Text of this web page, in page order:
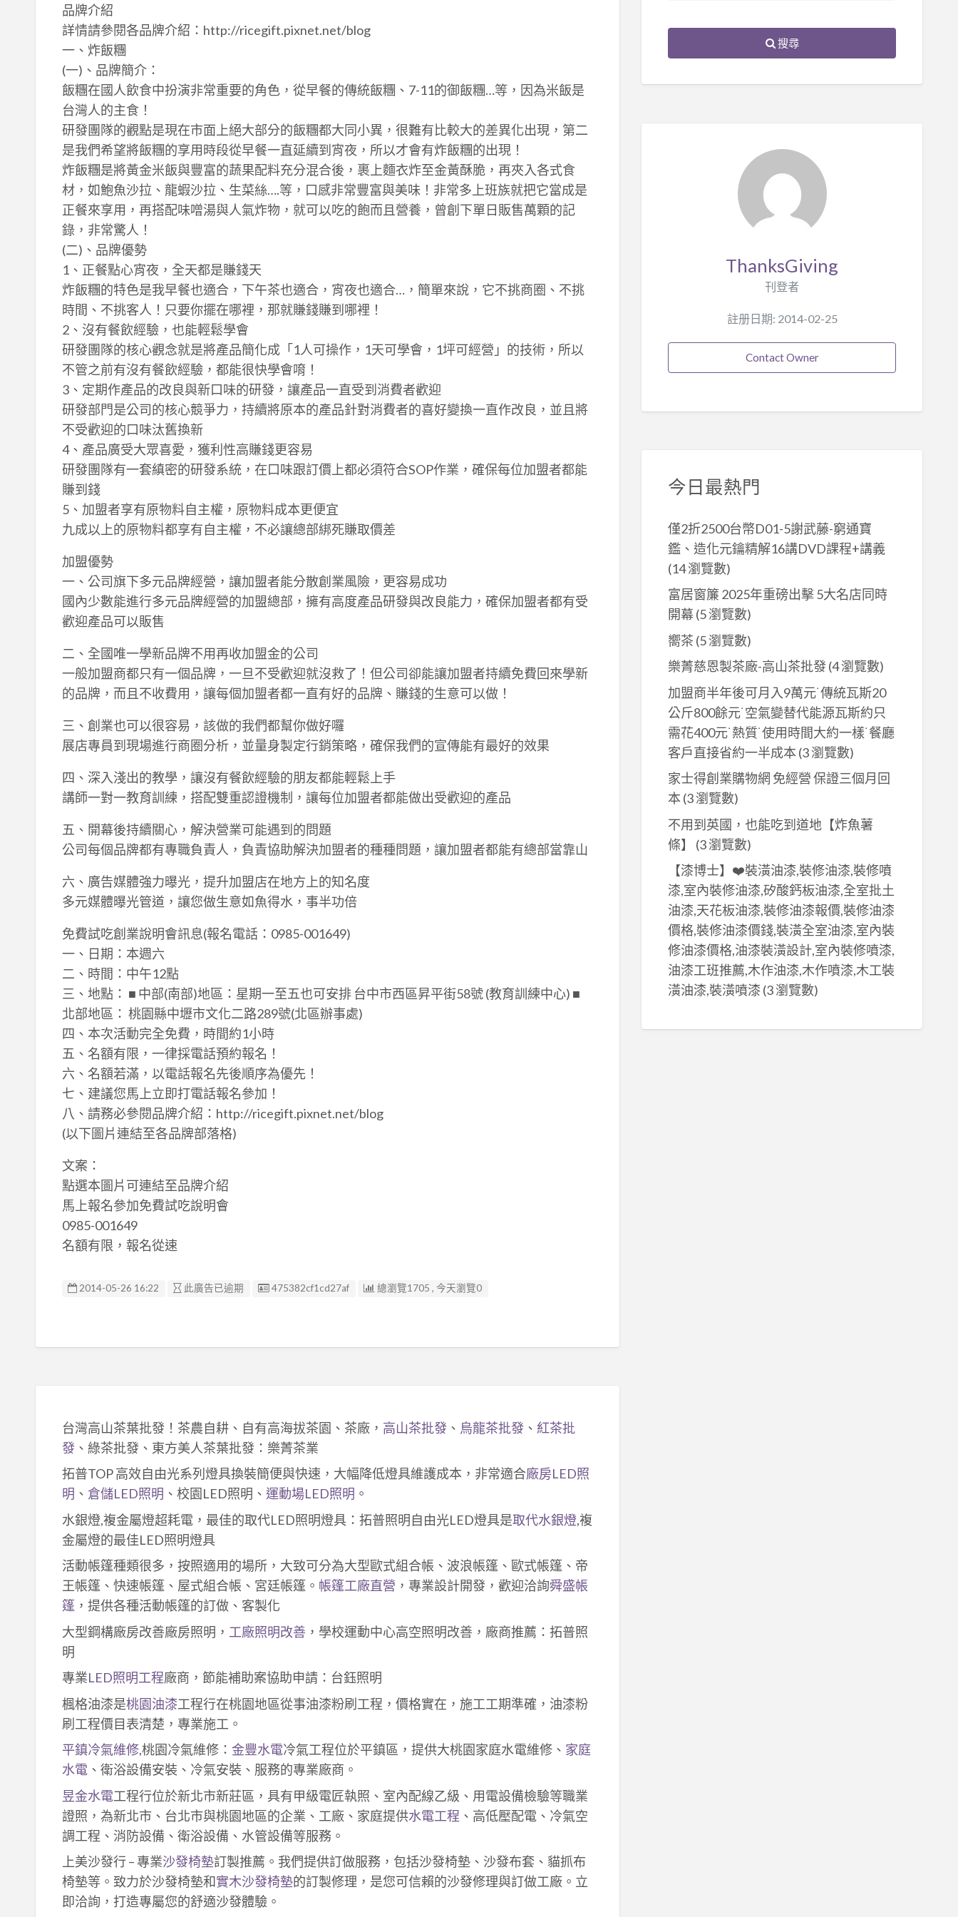
品牌介紹
詳情請參閱各品牌介紹：http://ricegift.pixnet.net/blog
一、炸飯糰
(一)、品牌簡介：
飯糰在國人飲食中扮演非常重要的角色，從早餐的傳統飯糰、7-11的御飯糰…等，因為米飯是
台灣人的主食！
研發團隊的觀點是現在市面上絕大部分的飯糰都大同小異，很難有比較大的差異化出現，第二
是我們希望將飯糰的享用時段從早餐一直延續到宵夜，所以才會有炸飯糰的出現！
炸飯糰是將黃金米飯與豐富的蔬果配料充分混合後，裹上麵衣炸至金黃酥脆，再夾入各式食
材，如鮑魚沙拉、龍蝦沙拉、生菜絲….等，口感非常豐富與美味！非常多上班族就把它當成是
正餐來享用，再搭配味噌湯與人氣炸物，就可以吃的飽而且營養，曾創下單日販售萬顆的記
錄，非常驚人！
(二)、品牌優勢
1、正餐點心宵夜，全天都是賺錢天
炸飯糰的特色是我早餐也適合，下午茶也適合，宵夜也適合…，簡單來說，它不挑商圈、不挑
時間、不挑客人！只要你擺在哪裡，那就賺錢賺到哪裡！
2、沒有餐飲經驗，也能輕鬆學會
研發團隊的核心觀念就是將產品簡化成「1人可操作，1天可學會，1坪可經營」的技術，所以
不管之前有沒有餐飲經驗，都能很快學會唷！
3、定期作產品的改良與新口味的研發，讓產品一直受到消費者歡迎
研發部門是公司的核心競爭力，持續將原本的產品針對消費者的喜好變換一直作改良，並且將
不受歡迎的口味汰舊換新
4、產品廣受大眾喜愛，獲利性高賺錢更容易
研發團隊有一套縝密的研發系統，在口味跟訂價上都必須符合SOP作業，確保每位加盟者都能
賺到錢
5、加盟者享有原物料自主權，原物料成本更便宜
九成以上的原物料都享有自主權，不必讓總部綁死賺取價差
加盟優勢
一、公司旗下多元品牌經營，讓加盟者能分散創業風險，更容易成功
國內少數能進行多元品牌經營的加盟總部，擁有高度產品研發與改良能力，確保加盟者都有受
歡迎產品可以販售
二、全國唯一學新品牌不用再收加盟金的公司
一般加盟商都只有一個品牌，一旦不受歡迎就沒救了！但公司卻能讓加盟者持續免費回來學新
的品牌，而且不收費用，讓每個加盟者都一直有好的品牌、賺錢的生意可以做！
三、創業也可以很容易，該做的我們都幫你做好囉
展店專員到現場進行商圈分析，並量身製定行銷策略，確保我們的宣傳能有最好的效果
四、深入淺出的教學，讓沒有餐飲經驗的朋友都能輕鬆上手
講師一對一教育訓練，搭配雙重認證機制，讓每位加盟者都能做出受歡迎的產品
五、開幕後持續關心，解決營業可能遇到的問題
公司每個品牌都有專職負責人，負責協助解決加盟者的種種問題，讓加盟者都能有總部當靠山
六、廣告媒體強力曝光，提升加盟店在地方上的知名度
多元媒體曝光管道，讓您做生意如魚得水，事半功倍
免費試吃創業說明會訊息(報名電話：0985-001649)
一、日期：本週六
二、時間：中午12點
三、地點： ■ 中部(南部)地區：星期一至五也可安排 台中市西區昇平街58號 (教育訓練中心) ■
北部地區： 桃園縣中壢市文化二路289號(北區辦事處)
四、本次活動完全免費，時間約1小時
五、名額有限，一律採電話預約報名！
六、名額若滿，以電話報名先後順序為優先！
七、建議您馬上立即打電話報名參加！
八、請務必參閱品牌介紹：http://ricegift.pixnet.net/blog
(以下圖片連結至各品牌部落格)
文案：
點選本圖片可連結至品牌介紹
馬上報名參加免費試吃說明會
0985-001649
名額有限，報名從速
2014-05-26 16:22 此廣告已逾期 廣告编號
475382cf1cd27af 總瀏覽1705 , 今天瀏覽0
台灣高山茶葉批發！茶農自耕、自有高海拔茶園、茶廠， 高山茶批發、 烏龍茶批發、 紅茶批
發、綠茶批發、東方美人茶葉批發：樂菁茶業
拓普TOP 高效自由光系列燈具換裝簡便與快速，大幅降低燈具維護成本，非常適合廠房LED照
明 、 倉儲LED照明 、校園LED照明、 運動場LED照明 。
水銀燈,複金屬燈超耗電，最佳的取代LED照明燈具：拓普照明自由光LED燈具是取代水銀燈,複
金屬燈的最佳LED照明燈具
活動帳篷種類很多，按照適用的場所，大致可分為大型歐式組合帳、波浪帳篷、歐式帳篷、帝
王帳篷、快速帳篷、屋式組合帳、宮廷帳篷。 帳篷工廠直營 ，專業設計開發，歡迎洽詢舜盛帳
篷，提供各種活動帳篷的訂做、客製化
大型鋼構廠房改善廠房照明， 工廠照明改善，學校運動中心高空照明改善，廠商推薦：拓普照
明
專業LED照明工程廠商，節能補助案協助申請：台鈺照明
楓格油漆是桃園油漆工程行在桃園地區從事油漆粉刷工程，價格實在，施工工期準確，油漆粉
刷工程價目表清楚，專業施工。
平鎮冷氣維修,桃園冷氣維修： 金豐水電冷氣工程位於平鎮區，提供大桃園家庭水電維修、 家庭
水電、衛浴設備安裝、冷氣安裝、服務的專業廠商。
昱金水電工程行位於新北市新莊區，具有甲級電匠執照、室內配線乙級、用電設備檢驗等職業
證照，為新北市、台北市與桃園地區的企業、工廠、家庭提供水電工程 、高低壓配電、冷氣空
調工程、消防設備、衛浴設備、水管設備等服務。
上美沙發行 – 專業沙發椅墊訂製推薦。我們提供訂做服務，包括沙發椅墊、沙發布套、貓抓布
椅墊等。致力於沙發椅墊和實木沙發椅墊的訂製修理，是您可信賴的沙發修理與訂做工廠。立
即洽詢，打造專屬您的舒適沙發體驗。
搜尋
ThanksGiving
刊登者
註册日期: 2014-02-25
Contact Owner
今日最熱門
僅2折2500台幣D01-5謝武藤-窮通寶
鑑、造化元鑰精解16講DVD課程+講義
(14 瀏覽數)
富居窗簾 2025年重磅出擊 5大名店同時
開幕(5 瀏覽數)
嚮茶 (5 瀏覽數)
樂菁慈恩製茶廠-高山茶批發(4 瀏覽數)
加盟商半年後可月入9萬元˙傳統瓦斯20
公斤800餘元˙空氣變替代能源瓦斯約只
需花400元˙熱質˙使用時間大約一樣˙餐廳
客戶直接省約一半成本(3 瀏覽數)
家士得創業購物網 免經營 保證三個月回
本(3 瀏覽數)
不用到英國，也能吃到道地【炸魚薯
條】
(3 瀏覽數)
【漆博士】❤️裝潢油漆,裝修油漆,裝修噴
漆,室內裝修油漆,矽酸鈣板油漆,全室批土
油漆,天花板油漆,裝修油漆報價,裝修油漆
價格,裝修油漆價錢,裝潢全室油漆,室內裝
修油漆價格,油漆裝潢設計,室內裝修噴漆,
油漆工班推薦,木作油漆,木作噴漆,木工裝
潢油漆,裝潢噴漆(3 瀏覽數)